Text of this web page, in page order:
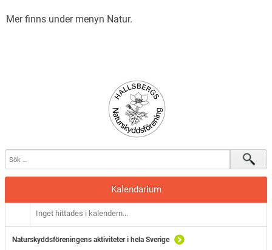
Mer finns under menyn Natur.
Kalendarium
Inget hittades i kalendern...
Naturskyddsföreningens aktiviteter i hela Sverige